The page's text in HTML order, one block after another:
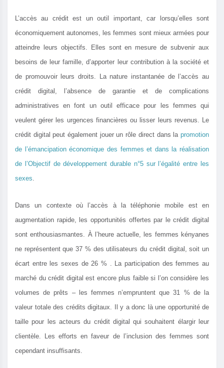
L’accès au crédit est un outil important, car lorsqu’elles sont
économiquement autonomes, les femmes sont mieux armées pour
atteindre leurs objectifs. Elles sont en mesure de subvenir aux
besoins de leur famille, d’apporter leur contribution à la société et
de promouvoir leurs droits. La nature instantanée de l’accès au
crédit digital, l’absence de garantie et de complications
administratives en font un outil efficace pour les femmes qui
veulent gérer les urgences financières ou lisser leurs revenus. Le
crédit digital peut également jouer un rôle direct dans la promotion
de l’émancipation économique des femmes et dans la réalisation
de l’Objectif de développement durable n°5 sur l’égalité entre les
sexes.
Dans un contexte où l’accès à la téléphonie mobile est en
augmentation rapide, les opportunités offertes par le crédit digital
sont enthousiasmantes. À l’heure actuelle, les femmes kényanes
ne représentent que 37 % des utilisateurs du crédit digital, soit un
écart entre les sexes de 26 % . La participation des femmes au
marché du crédit digital est encore plus faible si l’on considère les
volumes de prêts – les femmes n’empruntent que 31 % de la
valeur totale des crédits digitaux. Il y a donc là une opportunité de
taille pour les acteurs du crédit digital qui souhaitent élargir leur
clientèle. Les efforts en faveur de l’inclusion des femmes sont
cependant insuffisants.